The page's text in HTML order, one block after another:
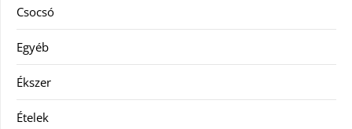
Csocsó
Egyéb
Ékszer
Ételek